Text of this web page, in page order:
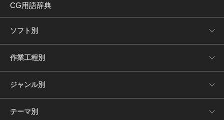
CG用語辞典
ソフト別
作業工程別
ジャンル別
テーマ別